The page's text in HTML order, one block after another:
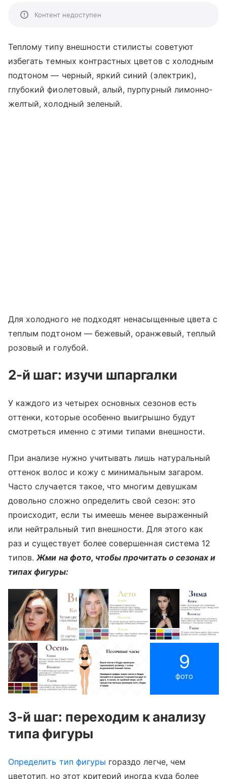
Контент недоступен
Теплому типу внешности стилисты советуют
избегать темных контрастных цветов с холодным
подтоном — черный, яркий синий (электрик),
глубокий фиолетовый, алый, пурпурный лимонно‐
желтый, холодный зеленый.
Для холодного не подходят ненасыщенные цвета с
теплым подтоном — бежевый, оранжевый, теплый
розовый и голубой.
2-й шаг: изучи шпаргалки
У каждого из четырех основных сезонов есть
оттенки, которые особенно выигрышно будут
смотреться именно с этими типами внешности.
При анализе нужно учитывать лишь натуральный
оттенок волос и кожу с минимальным загаром.
Часто случается такое, что многим девушкам
довольно сложно определить свой сезон: это
происходит, если ты имеешь менее выраженный
или нейтральный тип внешности. Для этого как
раз и существует более совершенная система 12
типов.Жми на фото, чтобы прочитать о сезонах и
типах фигуры:
9
фото
3-й шаг: переходим к анализу
типа фигуры
Определить тип фигуры гораздо легче, чем
цветотип, но этот критерий иногда куда более